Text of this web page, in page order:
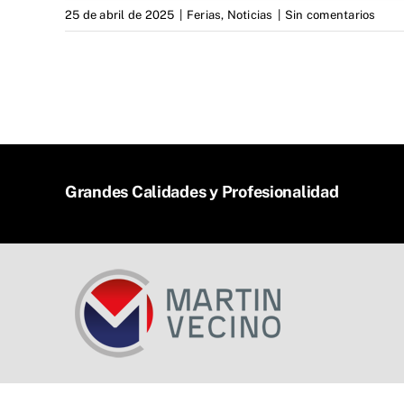
25 de abril de 2025 Ferias, Noticias Sin comentarios
Grandes Calidades y Profesionalidad